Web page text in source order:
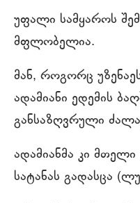
უფალი სამყაროს
მფლობელია.
მან, როგორც
ადამიანი ედემის
განსაზღვრული
ადამიანმა კი
სატანას გადასცა